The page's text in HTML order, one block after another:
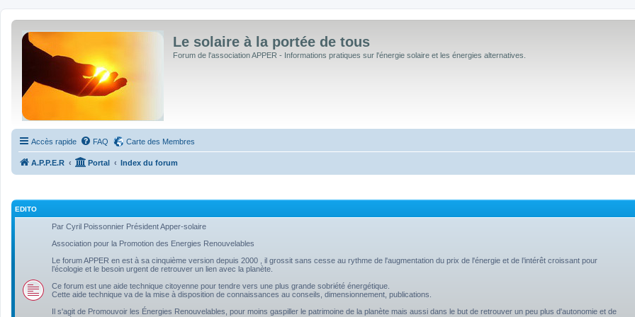
Le solaire à la portée de tous
Forum de l'association APPER - Informations pratiques sur l'énergie solaire et les énergies alternatives.
Accès rapide FAQ Carte des Membres
A.P.P.E.R Portal Index du forum
EDITO
Par Cyril Poissonnier Président Apper-solaire
Association pour la Promotion des Energies Renouvelables
Le forum APPER en est à sa cinquième version depuis 2000 , il grossit sans cesse au rythme de l'augmentation du prix de l'énergie et de l’intérêt croissant pour
l’écologie et le besoin urgent de retrouver un lien avec la planète.
Ce forum est une aide technique citoyenne pour tendre vers une plus grande sobriété énergétique.
Cette aide technique va de la mise à disposition de connaissances au conseils, dimensionnement, publications.
Il s'agit de Promouvoir les Énergies Renouvelables, pour moins gaspiller le patrimoine de la planète mais aussi dans le but de retrouver un peu plus d'autonomie et de